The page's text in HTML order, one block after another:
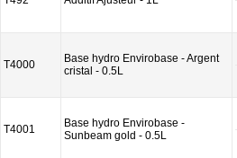
T4000
Base hydro Envirobase - Argent
cristal - 0.5L
T4001
Base hydro Envirobase -
Sunbeam gold - 0.5L